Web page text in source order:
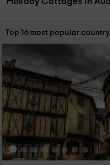
Sort by:
Top 16 most popular